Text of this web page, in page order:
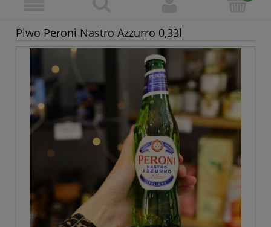
Piwo Peroni Nastro Azzurro 0,33l